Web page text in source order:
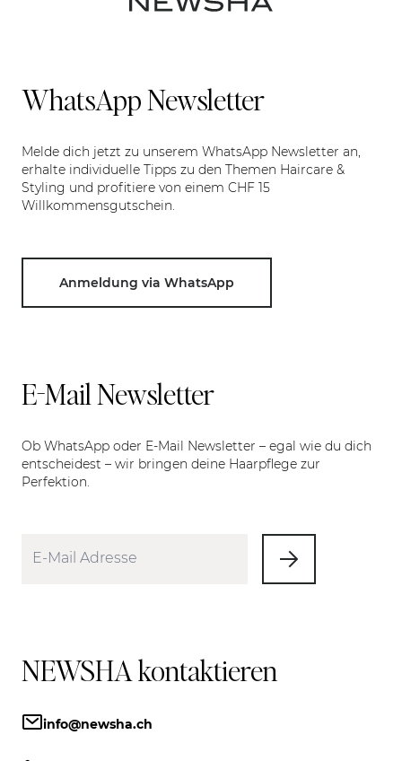
WhatsApp Newsletter
Melde dich jetzt zu unserem WhatsApp Newsletter an,
erhalte individuelle Tipps zu den Themen Haircare &
Styling und profitiere von einem CHF 15
Willkommensgutschein.
Anmeldung via WhatsApp
E-Mail Newsletter
Ob WhatsApp oder E-Mail Newsletter – egal wie du dich
entscheidest – wir bringen deine Haarpflege zur
Perfektion.
NEWSHA kontaktieren
info@newsha.ch